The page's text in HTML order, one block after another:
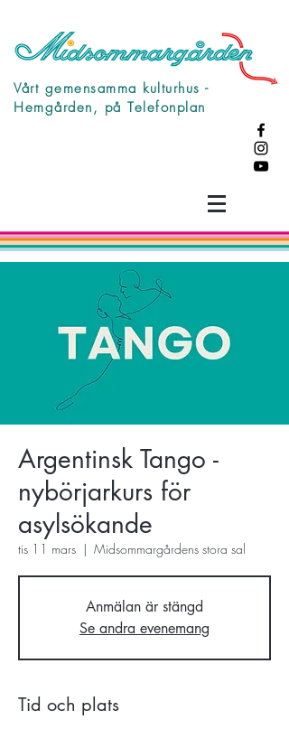
Vårt gemensamma kulturhus -
Hemgården, på Telefonplan
Argentinsk Tango -
nybörjarkurs för
asylsökande
tis 11 mars
  |
Midsommargårdens stora sal
Anmälan är stängd
Se andra evenemang
Tid och plats